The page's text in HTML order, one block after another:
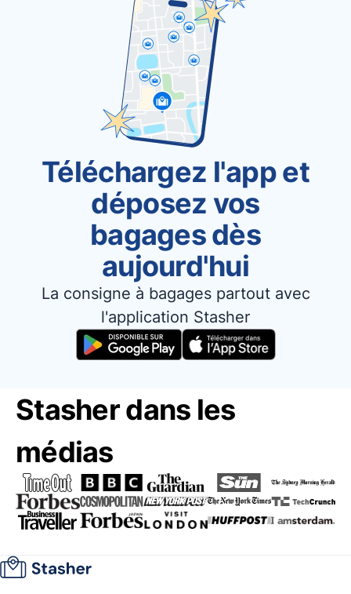
Téléchargez l'app et
déposez vos
bagages dès
aujourd'hui
La consigne à bagages partout avec
l'application Stasher
Stasher dans les
médias